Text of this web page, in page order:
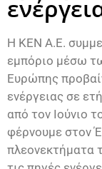
Η ΚΕΝ Α.Ε.
εμπόριο μέσω
Ευρώπης
ενέργειας σε
από τον Ιούνιο
φέρνουμε στον
πλεονεκτήματα